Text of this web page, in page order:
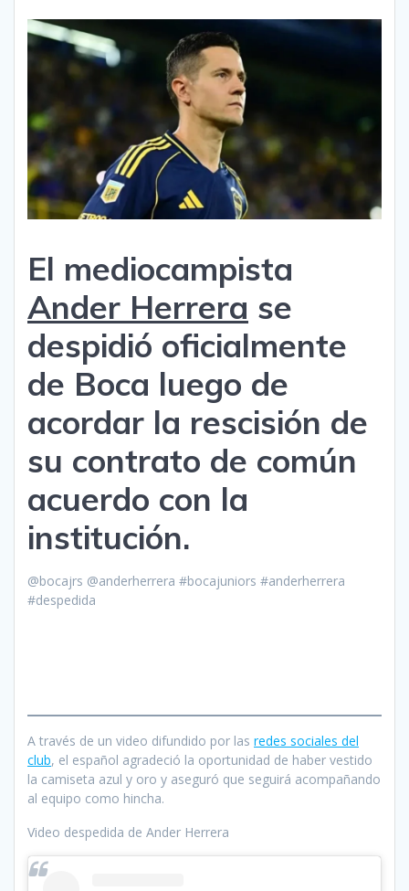
El mediocampista
Ander Herrera se
despidió oficialmente
de Boca luego de
acordar la rescisión de
su contrato de común
acuerdo con la
institución.
@bocajrs @anderherrera #bocajuniors #anderherrera
#despedida
A través de un video difundido por las redes sociales del
club, el español agradeció la oportunidad de haber vestido
la camiseta azul y oro y aseguró que seguirá acompañando
al equipo como hincha.
Video despedida de Ander Herrera